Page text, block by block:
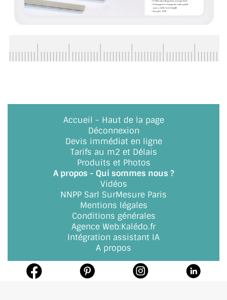
PLATS ET CORNIÈRES
FIXATION GARDES CORPS
SYSTÈMES PIVOTANTS
SYSTÈMES COULISSANTS
LE CATALOGUE ACCESSOIRES
(STROMBINOSCOPE)
ACCESSOIRES EN PROMOTIONS
EXEMPLES, RÉALISATIONS, INSPIRATIONS
NUANCIER RAL
Accueil - Haut de la page
Déconnexion
Devis immédiat en ligne
Tarifs au m2 et Délais
Produits et Photos
A propos - Qui sommes nous ?
Vidéos
NNPP Sarl SurMesure Paris
Mentions légales
Conditions générales
Agence Web:Kalédo.fr
Intégration assistant IA
A propos